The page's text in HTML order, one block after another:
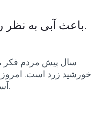
باعث آبی به نظر رسیدن آسمان می شود.
خورشید زرد است.
آسمان سیاه و خورشید سفید است.